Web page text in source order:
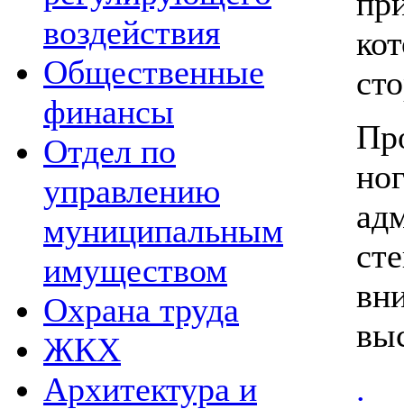
воздействия
Общественные
финансы
Отдел по
управлению
муниципальным
имуществом
Охрана труда
ЖКХ
Архитектура и
.